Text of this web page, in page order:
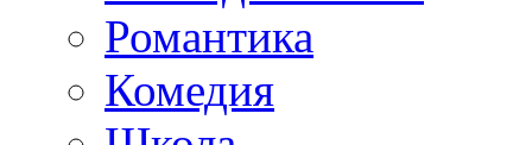
Романтика
Комедия